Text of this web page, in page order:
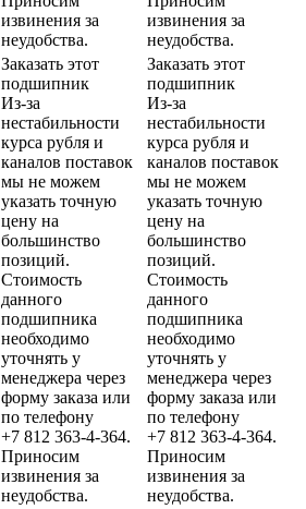
извинения за
неудобства.
извинения за
неудобства.
Заказать этот
подшипник
Из-за
нестабильности
курса рубля и
каналов поставок
мы не можем
указать точную
цену на
большинство
позиций.
Стоимость
данного
подшипника
необходимо
уточнять у
менеджера через
форму заказа или
по телефону
+7 812 363-4-364.
Приносим
извинения за
неудобства.
Заказать этот
подшипник
Из-за
нестабильности
курса рубля и
каналов поставок
мы не можем
указать точную
цену на
большинство
позиций.
Стоимость
данного
подшипника
необходимо
уточнять у
менеджера через
форму заказа или
по телефону
+7 812 363-4-364.
Приносим
извинения за
неудобства.